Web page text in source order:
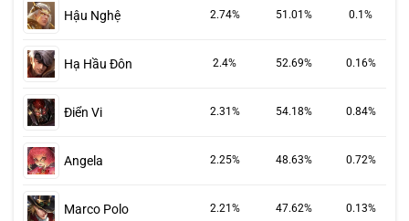
Hậu Nghệ 2.74% 51.01% 0.1%
Hạ Hầu Đôn 2.4% 52.69% 0.16%
Điển Vi 2.31% 54.18% 0.84%
Angela 2.25% 48.63% 0.72%
Marco Polo 2.21% 47.62% 0.13%